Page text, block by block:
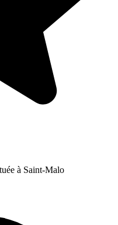
à Saint-Malo